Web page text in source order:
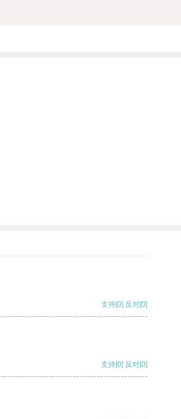
支持[0] 反对[0]
支持[0] 反对[0]